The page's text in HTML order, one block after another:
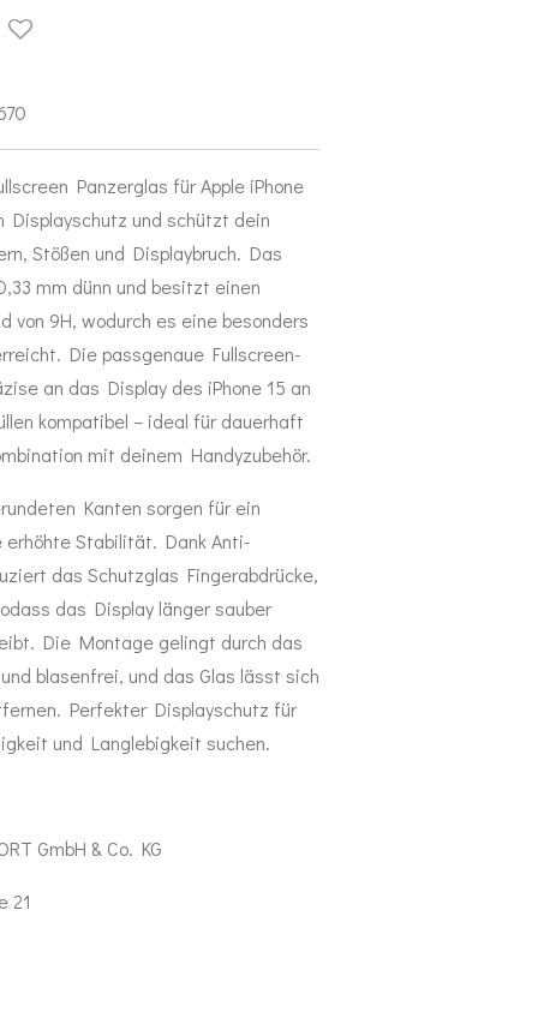
Panzerglas für Apple iPhone
Displayschutz und schützt dein
Stößen und Displaybruch. Das
mm dünn und besitzt einen
9H, wodurch es eine besonders
Die passgenaue Fullscreen-
an das Display des iPhone 15 an
kompatibel – ideal für dauerhaft
mit deinem Handyzubehör.
Kanten sorgen für ein
erhöhte Stabilität. Dank Anti-
das Schutzglas Fingerabdrücke,
das Display länger sauber
Die Montage gelingt durch das
blasenfrei, und das Glas lässt sich
Perfekter Displayschutz für
und Langlebigkeit suchen.
GmbH & Co. KG
21